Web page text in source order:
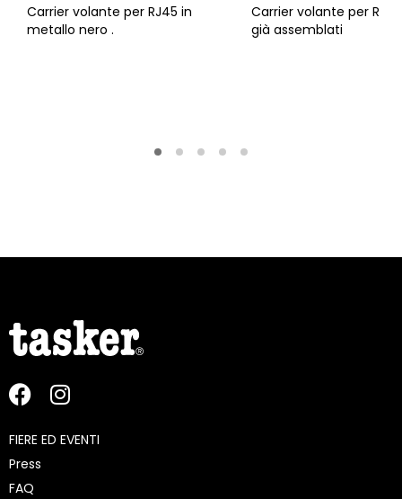
Carrier volante per RJ45 in
metallo nero .
Carrier volante per
già assemblati
FIERE ED EVENTI
Press
FAQ